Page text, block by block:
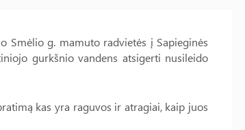
Smėlio g. mamuto radvietės į Sapieginės
gurkšnio vandens atsigerti nusileido
kas yra raguvos ir atragiai, kaip juos